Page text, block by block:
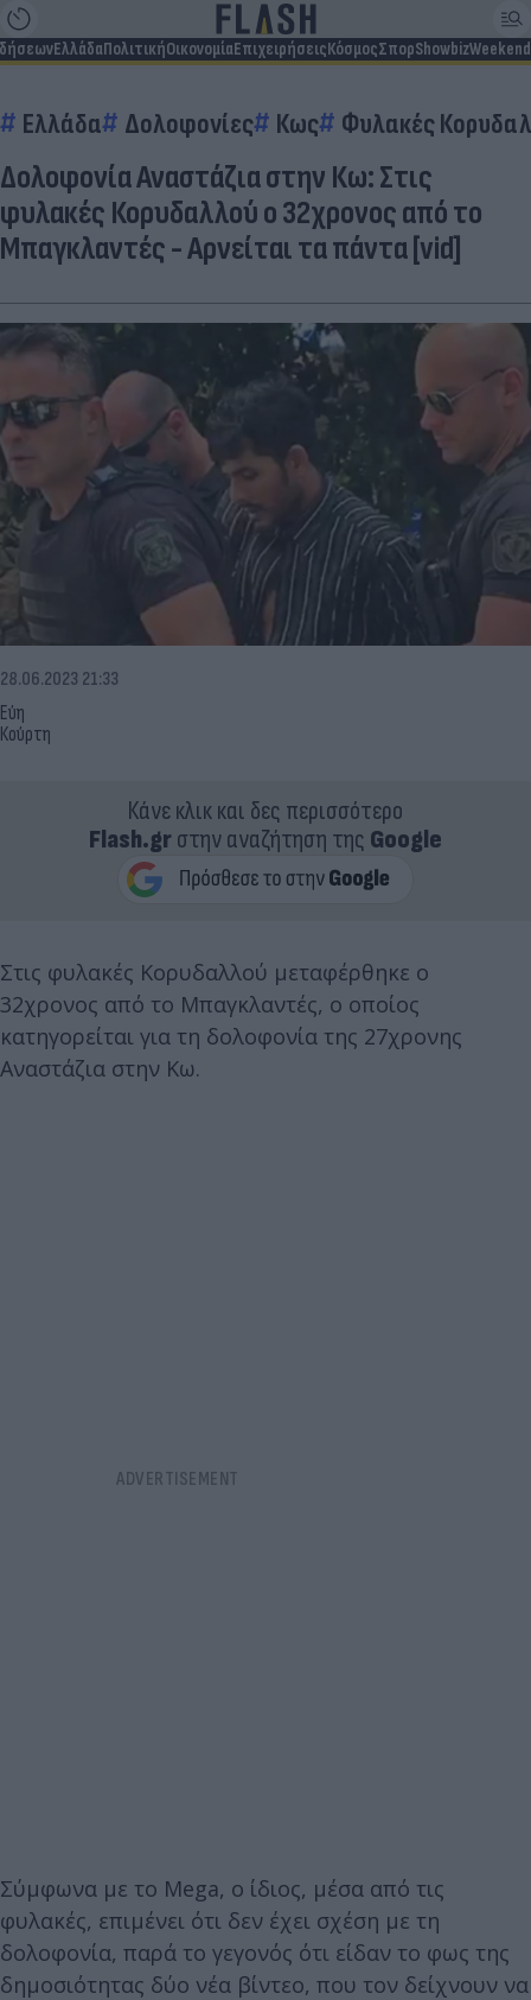
ΕλλάδαΠολιτικήΟικονομίαΕπιχειρήσειςΚόσμοςΣπορShowbizWeekend
Ελλάδα Δολοφονίες Κως Φυλακές
Δολοφονία Αναστάζια στην Κω: Στις
φυλακές Κορυδαλλού ο 32χρονος από το
Μπαγκλαντές - Αρνείται τα πάντα [vid]
Εύη
Κούρτη
28.06.2023 21:33
Κάνε κλικ και δες περισσότερο
Flash.grστην αναζήτηση της Google
Στις φυλακές Κορυδαλλού μεταφέρθηκε ο
32χρονος από το Μπαγκλαντές, ο οποίος
κατηγορείται για τη δολοφονία της 27χρονης
Αναστάζια στην Κω.
Σύμφωνα με το Mega, ο ίδιος, μέσα από τις
φυλακές, επιμένει ότι δεν έχει σχέση με τη
δολοφονία, παρά το γεγονός ότι είδαν το φως της
δημοσιότητας δύο νέα βίντεο, που τον δείχνουν να